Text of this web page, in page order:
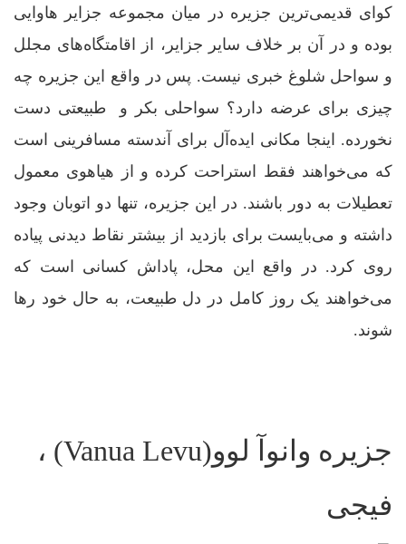
کوای قدیمی‌ترین جزیره در میان مجموعه جزایر هاوایی
بوده و در آن بر خلاف سایر جزایر، از اقامتگاه‌های مجلل
و سواحل شلوغ خبری نیست. پس در واقع این جزیره چه
چیزی برای عرضه دارد؟ سواحلی بکر و طبیعتی دست
نخورده. اینجا مکانی ایده‌آل برای آندسته مسافرینی است
که می‌خواهند فقط استراحت کرده و از هیاهوی معمول
تعطیلات به دور باشند. در این جزیره، تنها دو اتوبان وجود
داشته و می‌بایست برای بازدید از بیشتر نقاط دیدنی پیاده
روی کرد. در واقع این محل، پاداش کسانی است که
می‌خواهند یک روز کامل در دل طبیعت، به حال خود رها
شوند.
جزیره وانوآ لوو(Vanua Levu) ،
فیجی